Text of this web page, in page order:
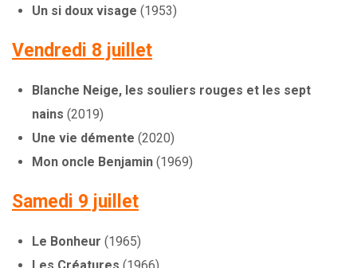
Un si doux visage (1953)
Vendredi 8 juillet
Blanche Neige, les souliers rouges et les sept
nains (2019)
Une vie démente (2020)
Mon oncle Benjamin (1969)
Samedi 9 juillet
Le Bonheur (1965)